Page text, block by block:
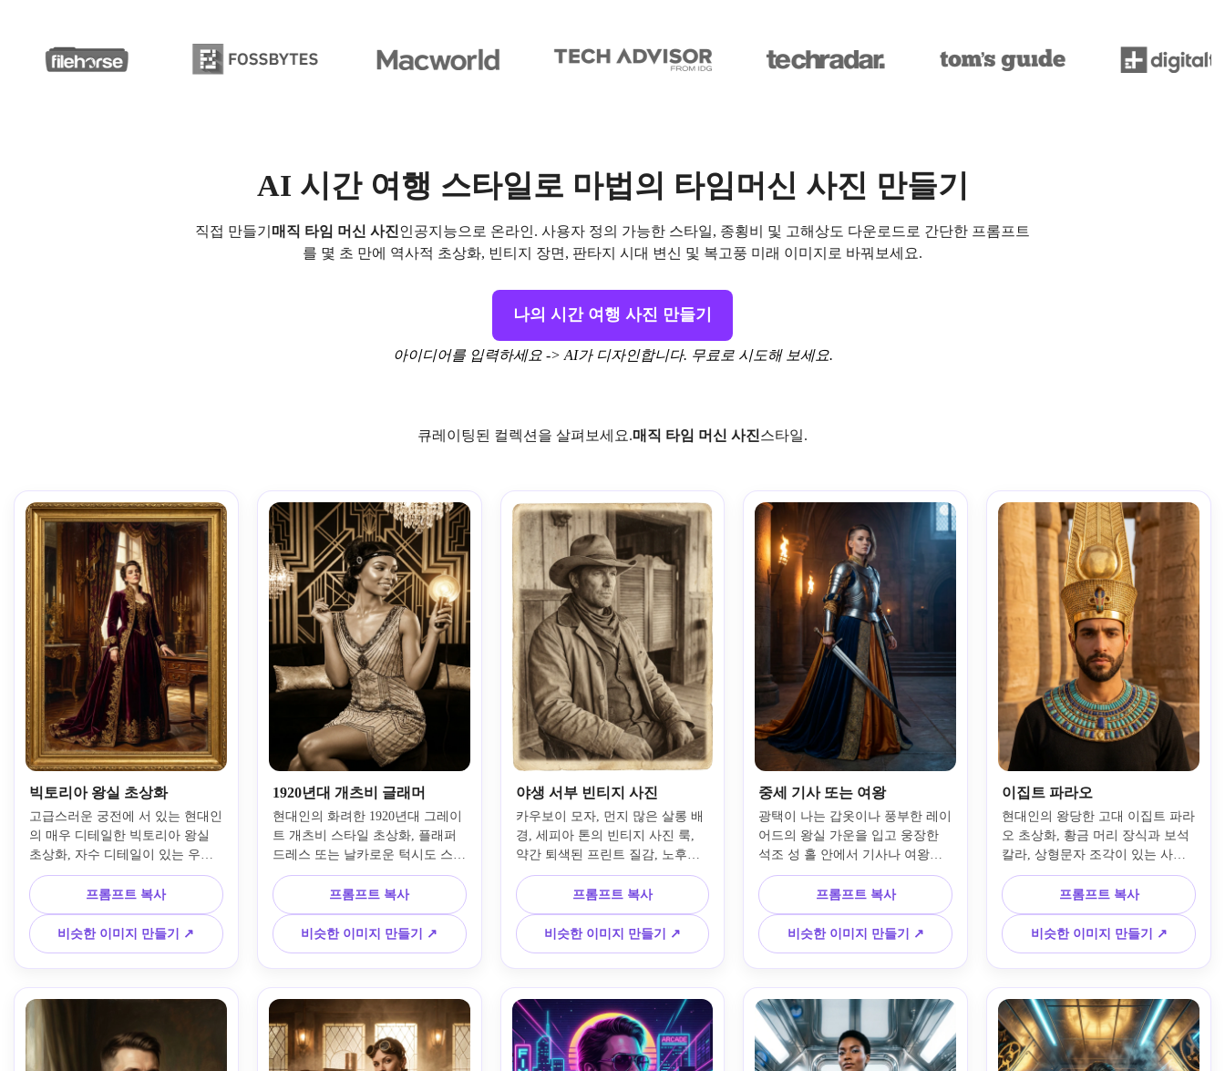
AI 시간 여행 스타일로 마법의 타임머신 사진 만들기
직접 만들기 매직 타임 머신 사진인공지능으로 온라인. 사용자 정의 가능한 스타일, 종횡비 및 고해상도 다운로드로 간단한 프롬프트
를 몇 초 만에 역사적 초상화, 빈티지 장면, 판타지 시대 변신 및 복고풍 미래 이미지로 바꿔보세요.
나의 시간 여행 사진 만들기
아이디어를 입력하세요 -> AI가 디자인합니다. 무료로 시도해 보세요.
큐레이팅된 컬렉션을 살펴보세요.매직 타임 머신 사진스타일.
빅토리아 왕실 초상화
고급스러운 궁전에 서 있는 현대인
의 매우 디테일한 빅토리아 왕실
초상화, 자수 디테일이 있는 우아
한 정장 가운이나 맞춤형 코트를
입고, 배경에 광택 나무와 금색 장
식, 극적인 스튜디오 스타일 조명,
풍부한 버건디와 금색 팔레트, 귀
족적인 포즈, 고급스러운 원단 질
감, 유화 사실감, 매우 선명한 4k
품질.
프롬프트 복사
비슷한 이미지 만들기 ↗
1920년대 개츠비 글래머
현대인의 화려한 1920년대 그레이
트 개츠비 스타일 초상화, 플래퍼
드레스 또는 날카로운 턱시도 스타
일, 기하학적 골드 패턴과 크리스
탈 악센트가 있는 아르 데코 인테
리어, 빈티지 플래시 사진 분위기,
우아한 표정, 따뜻한 샴페인과 블
랙 컬러 팔레트, 광택이 나는 영화
같은 피부 톤, 세련된 구성, 매우
디테일한 고해상도 마감.
프롬프트 복사
비슷한 이미지 만들기 ↗
야생 서부 빈티지 사진
카우보이 모자, 먼지 많은 살롱 배
경, 세피아 톤의 빈티지 사진 룩,
약간 퇴색된 프린트 질감, 노후한
나무 디테일, 부드러운 측면 조명,
거칠지만 영화적인 분위기, 정통적
인 19세기 스타일, 사실적인 얼굴
특징, 선명한 역사 사진 구성이 있
는 프론티어 의상을 입은 현대인의
오래된 와일드 웨스트 초상화.
프롬프트 복사
비슷한 이미지 만들기 ↗
중세 기사 또는 여왕
광택이 나는 갑옷이나 풍부한 레이
어드의 왕실 가운을 입고 웅장한
석조 성 홀 안에서 기사나 여왕으
로서 현대인을 그린 영화 같은 중
세 시간 여행 초상화, 횃불로 밝혀
진 분위기, 깊은 그림자, 질감 있는
패브릭과 금속 표면, 무디 블루와
앰버 팔레트, 판타지 리얼리즘, 영
웅적인 포즈, 서사시적인 하이 디
테일 구성.
프롬프트 복사
비슷한 이미지 만들기 ↗
이집트 파라오
현대인의 왕당한 고대 이집트 파라
오 초상화, 황금 머리 장식과 보석
칼라, 상형문자 조각이 있는 사암
사원 배경, 따뜻한 사막 햇살, 장엄
한 직립 포즈, 풍부한 금, 모래, 청
록색 팔레트, 영화 같은 사실감, 고
급스러운 고대 스타일, 섬세한 디
테일 질감, 균형 잡힌 편집 프레임,
프리미엄 4k 룩.
프롬프트 복사
비슷한 이미지 만들기 ↗